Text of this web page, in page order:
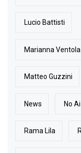
Lucio Battisti
Marianna
Matteo Guzzini
News No
Rama Lila